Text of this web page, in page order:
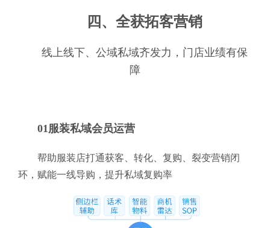
四、全获拓客营销
线上线下、公域私域齐发力，门店业绩有保
障
01服装私域会员运营
帮助服装店打通获客、转化、复购、裂变营销闭
环，赋能一线导购，提升私域复购率